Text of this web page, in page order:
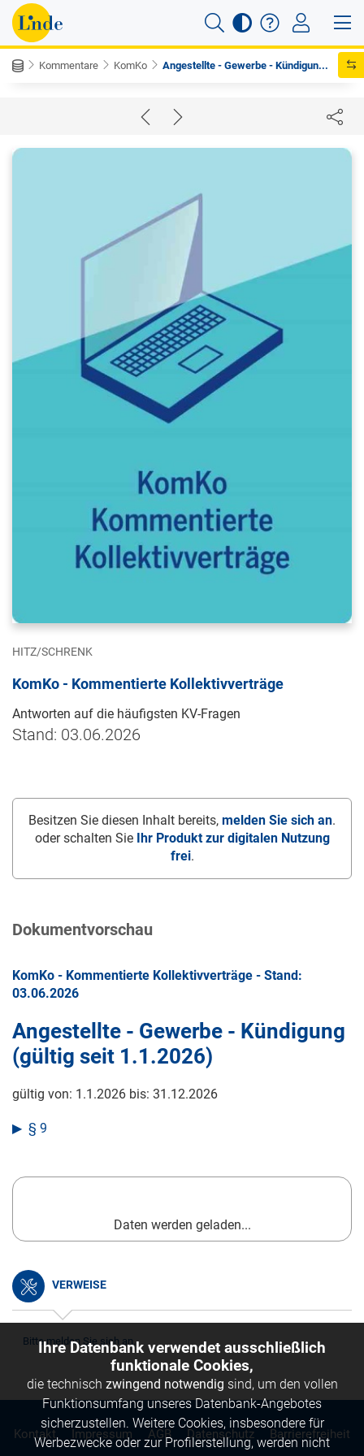
Kommentare KomKo Angestellte - Gewerbe - Kündigun...
HITZ/SCHRENK
KomKo - Kommentierte Kollektivverträge
Antworten auf die häufigsten KV-Fragen
Stand: 03.06.2026
Besitzen Sie diesen Inhalt bereits, melden Sie sich an.
oder schalten Sie
Ihr Produkt zur digitalen Nutzung
frei.
Dokumentvorschau
KomKo - Kommentierte Kollektivverträge - Stand:
03.06.2026
Angestellte - Gewerbe - Kündigung
(gültig seit 1.1.2026)
gültig von: 1.1.2026 bis: 31.12.2026
§ 9
Daten werden geladen...
VERWEISE
Bitte melden Sie sich an.
Kontakt Impressum AGB Datenschutz Barrierefreiheit
Ihre Datenbank verwendet ausschließlich
funktionale Cookies,
die technisch zwingend notwendig sind, um den vollen
Funktionsumfang unseres Datenbank-Angebotes
sicherzustellen. Weitere Cookies, insbesondere für
Werbezwecke oder zur Profilerstellung, werden nicht